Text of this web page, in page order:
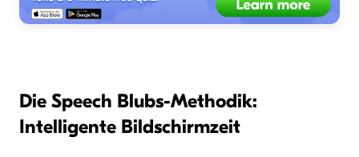
Die Speech Blubs-Methodik:
Intelligente Bildschirmzeit